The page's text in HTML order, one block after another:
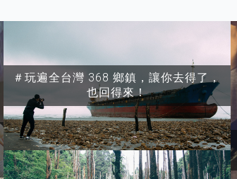
＃玩遍全台灣 368 鄉鎮，讓你去得了，
也回得來！